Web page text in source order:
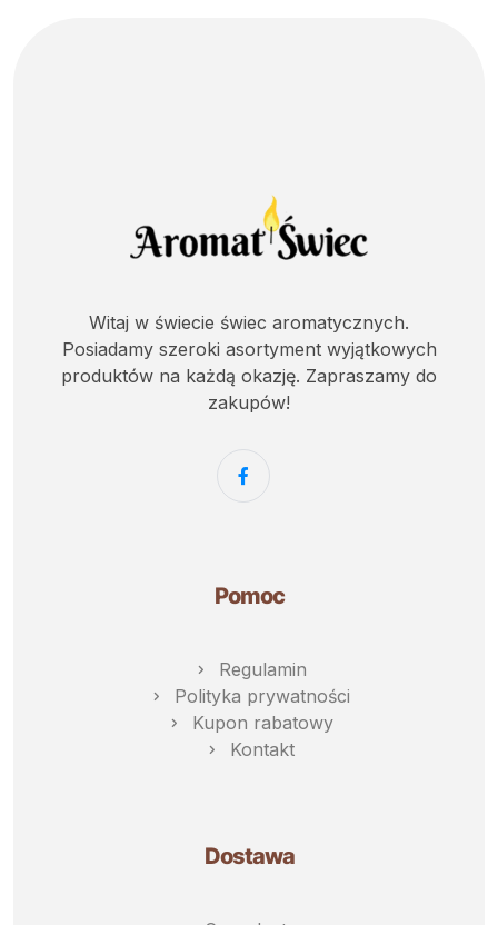
Witaj w świecie świec aromatycznych.
Posiadamy szeroki asortyment wyjątkowych
produktów na każdą okazję. Zapraszamy do
zakupów!
Pomoc
Regulamin
Polityka prywatności
Kupon rabatowy
Kontakt
Dostawa